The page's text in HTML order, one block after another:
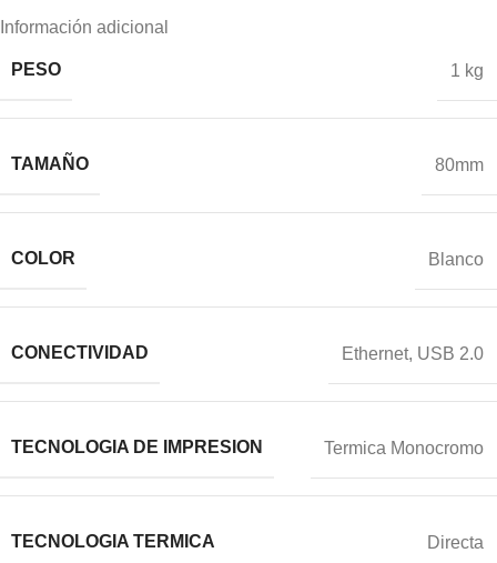
Información adicional
PESO 1 kg
TAMAÑO 80mm
COLOR Blanco
CONECTIVIDAD Ethernet, USB 2.0
TECNOLOGIA DE IMPRESION Termica Monocromo
TECNOLOGIA TERMICA Directa